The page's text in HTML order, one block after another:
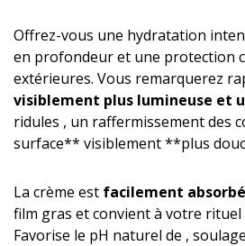
Offrez-vous une hydratation
en profondeur et une protection
extérieures. Vous remarquerez
visiblement plus lumineuse et
ridules , un raffermissement des
surface** visiblement **plus
La crème est facilement
film gras et convient à votre
Favorise le pH naturel de ,